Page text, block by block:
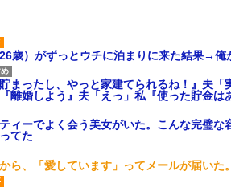
歳）がずっとウチに泊まりに来た結果→俺
まったし、やっと家建てられるね！』夫
離婚しよう』夫「えっ」私『使った貯金
ィーでよく会う美女がいた。こんな完璧
てた
ら、「愛しています」ってメールが届いた